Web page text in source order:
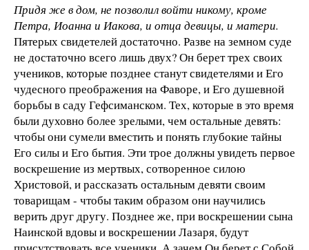
Придя же в дом, не позволил войти никому, кроме
Петра, Иоанна и Иакова, и отца девицы, и матери.
Пятерых свидетелей достаточно. Разве на земном суде
не достаточно всего лишь двух? Он берет трех своих
учеников, которые позднее станут свидетелями и Его
чудесного преображения на Фаворе, и Его душевной
борьбы в саду Гефсиманском. Тех, которые в это время
были духовно более зрелыми, чем остальные девять:
чтобы они сумели вместить и понять глубокие тайны
Его силы и Его бытия. Эти трое должны увидеть первое
воскрешение из мертвых, сотворенное силою
Христовой, и рассказать остальным девяти своим
товарищам - чтобы таким образом они научились
верить друг другу. Позднее же, при воскрешении сына
Наинской вдовы и воскрешении Лазаря, будут